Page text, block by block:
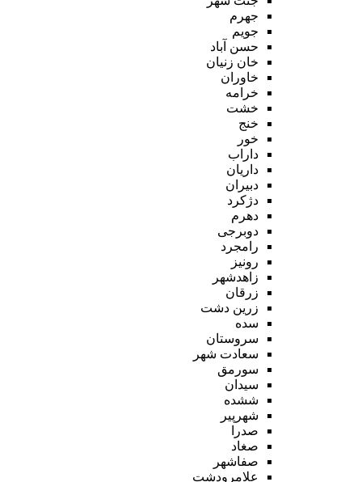
جهرم
جویم
حسن آباد
خان زنیان
خاوران
خرامه
خشت
خنج
خور
داراب
داریان
دبیران
دژکرد
دهرم
دوبرجی
رامجرد
رونیز
زاهدشهر
زرقان
زرین دشت
سده
سروستان
سعادت شهر
سورمق
سیدان
ششده
شهرپیر
صدرا
صغاد
صفاشهر
علامرودشت